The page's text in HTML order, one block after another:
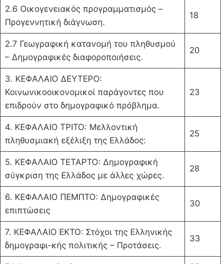
2.6 Οικογενειακός προγραμματισμός –
Προγεννητική διάγνωση.
18
2.7 Γεωγραφική κατανομή του πληθυσμού
– Δημογραφι­κές διαφοροποιήσεις.
20
3. ΚΕΦΑΛΑΙΟ ΔΕΥΤΕΡΟ:
Κοινωνικοοικονομικοί παρά­γοντες που
επιδρούν στο δημογραφικό πρόβλημα.
23
4. ΚΕΦΑΛΑΙΟ ΤΡΙΤΟ: Μελλοντική
πληθυσμιακή εξέλιξη της Ελλάδος:
25
5. ΚΕΦΑΛΑΙΟ ΤΕΤΑΡΤΟ: Δημογραφική
σύγκριση της Ελλάδος με άλλες χώρες.
28
6. ΚΕΦΑΛΑΙΟ ΠΕΜΠΤΟ: Δημογραφικές
επιπτώσεις
30
7. ΚΕΦΑΛΑΙΟ ΕΚΤΟ: Στόχοι της Ελληνικής
δημογραφι-κής πολιτικής – Προτάσεις.
33